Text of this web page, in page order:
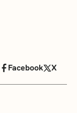
Facebook X